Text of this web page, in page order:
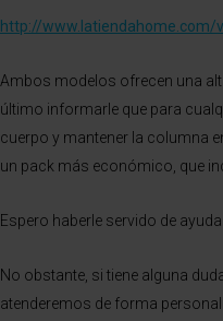
http://www.latiendahome.com/
Ambos modelos ofrecen una
último informarle que para
cuerpo y mantener la columna
un pack más económico, que
Espero haberle servido de ayuda.
No obstante, si tiene alguna
atenderemos de forma